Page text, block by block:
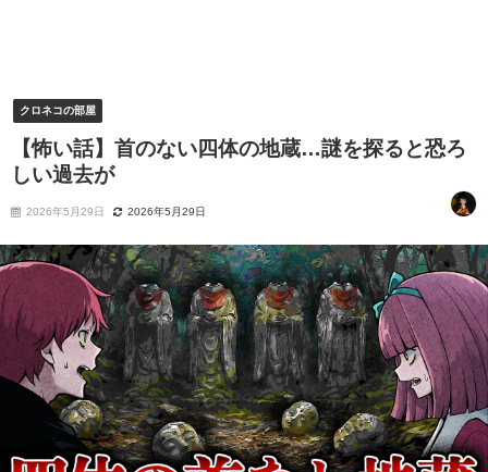
クロネコの部屋
【怖い話】首のない四体の地蔵…謎を探ると恐ろ
しい過去が
2026年5月29日 2026年5月29日